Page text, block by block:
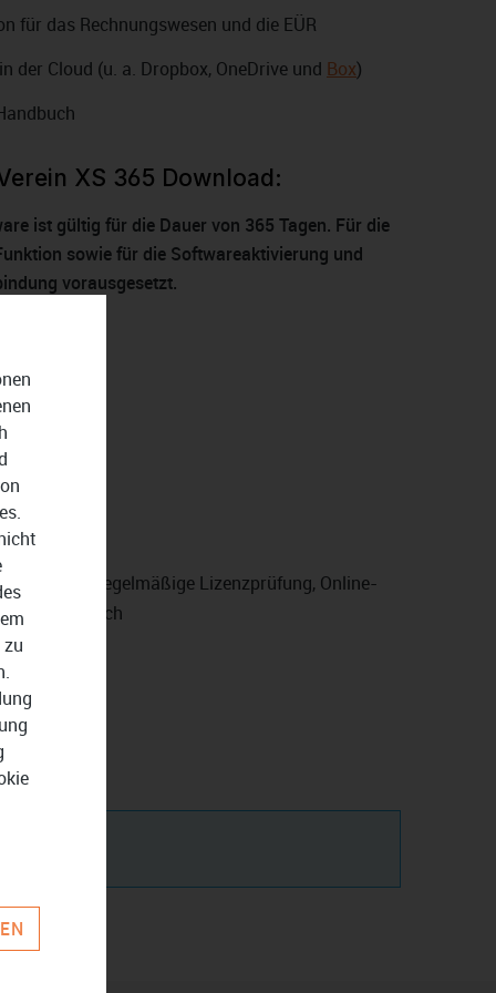
für das Rechnungswesen und die EÜR
der Cloud (u. a. Dropbox, OneDrive und Box)
XS 365 Download:
ist gültig für die Dauer von 365 Tagen. Für die
sowie für die Softwareaktivierung und
vorausgesetzt.
regelmäßige Lizenzprüfung, Online-
erforderlich